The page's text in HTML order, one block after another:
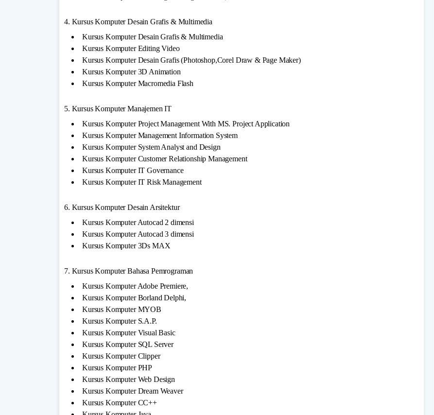
4. Kursus Komputer Desain Grafis & Multimedia
Kursus Komputer Desain Grafis & Multimedia
Kursus Komputer Editing Video
Kursus Komputer Desain Grafis (Photoshop,Corel Draw & Page Maker)
Kursus Komputer 3D Animation
Kursus Komputer Macromedia Flash
5. Kursus Komputer Manajemen IT
Kursus Komputer Project Management With MS. Project Application
Kursus Komputer Management Information System
Kursus Komputer System Analyst and Design
Kursus Komputer Customer Relationship Management
Kursus Komputer IT Governance
Kursus Komputer IT Risk Management
6. Kursus Komputer Desain Arsitektur
Kursus Komputer Autocad 2 dimensi
Kursus Komputer Autocad 3 dimensi
Kursus Komputer 3Ds MAX
7. Kursus Komputer Bahasa Pemrograman
Kursus Komputer Adobe Premiere,
Kursus Komputer Borland Delphi,
Kursus Komputer MYOB
Kursus Komputer S.A.P.
Kursus Komputer Visual Basic
Kursus Komputer SQL Server
Kursus Komputer Clipper
Kursus Komputer PHP
Kursus Komputer Web Design
Kursus Komputer Dream Weaver
Kursus Komputer CC++